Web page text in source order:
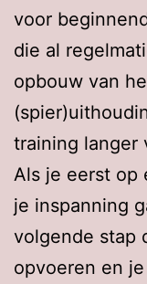
voor
die al
opbouw van
training langer
Als je eerst op
je inspanning
volgende stap
opvoeren en